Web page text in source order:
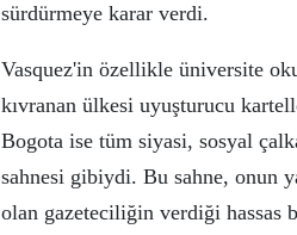
sürdürmeye karar verdi.
Vasquez'in özellikle üniversite
kıvranan ülkesi uyuşturucu
Bogota ise tüm siyasi, sosyal ç
sahnesi gibiydi. Bu sahne, onun
olan gazeteciliğin verdiği hassas